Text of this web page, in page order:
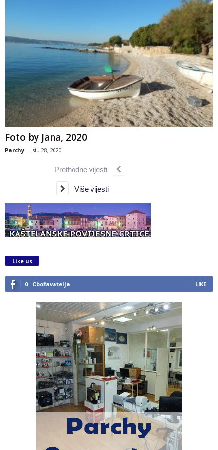
Foto by Jana, 2020
Parchy - stu 28, 2020
Prethodne vijesti
Više vijesti
Like us
0 Obožavatelja LIKE